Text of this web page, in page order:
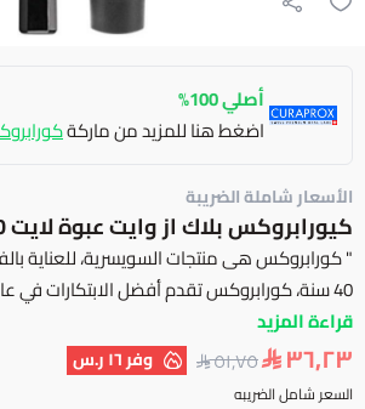
أصلي 100%
اضغط هنا للمزيد من ماركة
الأسعار شاملة الضريبة
كيورابروكس بلاك از وايت عبوة لايت 10 مل
" كورابروكس هى منتجات السويسرية، للعناية
40 سنة، كورابروكس تقدم أفضل الابتكارات في عالم العناية بالفم، ...
قراءة المزيد
٣٦٫٢٣ ٥١٫٧٥ وفر١٦ ر.س
السعر شامل الضريبه